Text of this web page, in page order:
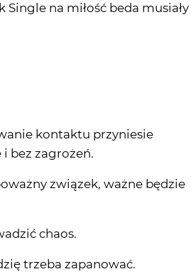
na miłość beda musiały
kontaktu przyniesie
bez zagrożeń.
związek, ważne będzie
chaos.
trzeba zapanować.